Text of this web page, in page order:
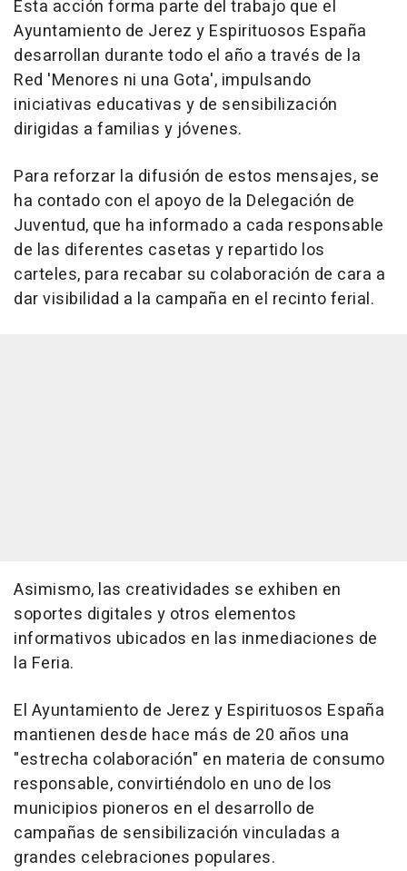
Esta acción forma parte del trabajo que el
Ayuntamiento de Jerez y Espirituosos España
desarrollan durante todo el año a través de la
Red 'Menores ni una Gota', impulsando
iniciativas educativas y de sensibilización
dirigidas a familias y jóvenes.
Para reforzar la difusión de estos mensajes, se
ha contado con el apoyo de la Delegación de
Juventud, que ha informado a cada responsable
de las diferentes casetas y repartido los
carteles, para recabar su colaboración de cara a
dar visibilidad a la campaña en el recinto ferial.
Asimismo, las creatividades se exhiben en
soportes digitales y otros elementos
informativos ubicados en las inmediaciones de
la Feria.
El Ayuntamiento de Jerez y Espirituosos España
mantienen desde hace más de 20 años una
"estrecha colaboración" en materia de consumo
responsable, convirtiéndolo en uno de los
municipios pioneros en el desarrollo de
campañas de sensibilización vinculadas a
grandes celebraciones populares.